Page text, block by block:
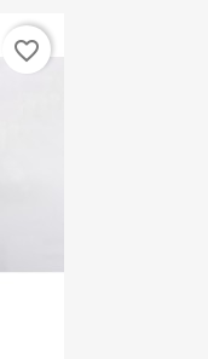
favorite_border